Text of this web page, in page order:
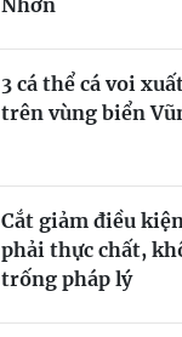
3 cá thể cá voi
trên vùng biển
Cắt giảm điều
phải thực chất,
trống pháp lý